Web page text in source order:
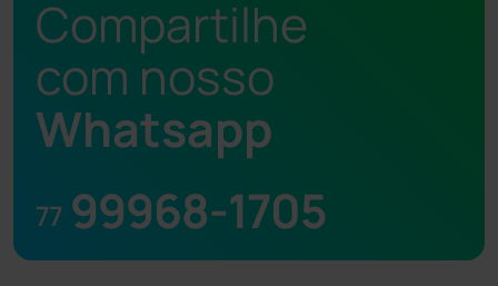
Compartilhe
com nosso
Whatsapp
77 99968-1705